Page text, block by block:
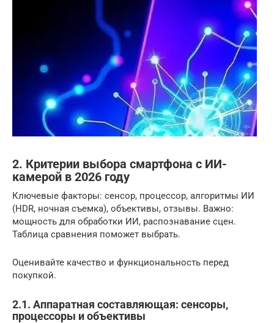
2. Критерии выбора смартфона с ИИ-
камерой в 2026 году
Ключевые факторы: сенсор, процессор, алгоритмы ИИ
(HDR, ночная съемка), объективы, отзывы. Важно:
мощность для обработки ИИ, распознавание сцен.
Таблица сравнения поможет выбрать.
Оценивайте качество и функциональность перед
покупкой.
2.1. Аппаратная составляющая: сенсоры,
процессоры и объективы